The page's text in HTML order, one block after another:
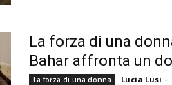
La forza di una
Bahar affronta un
La forza di una donna Lucia Lusi -